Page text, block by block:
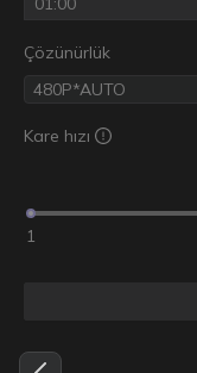
Çözünürlük
480P*AUTO
Kare hızı
1